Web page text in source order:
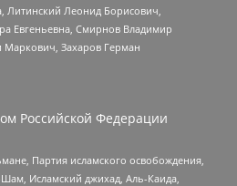
Леонид Борисович,
Евгеньевна, Смирнов Владимир
Захаров Герман
Российской Федерации
Партия исламского освобождения,
Исламский джихад, Аль-Каида,